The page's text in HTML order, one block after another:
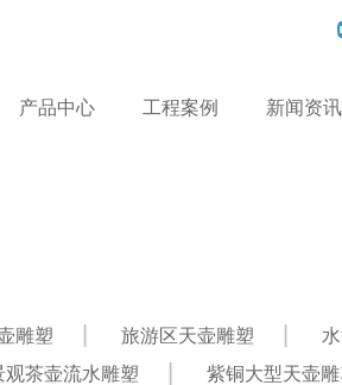
产品中心 工程案例 新闻资讯
雕塑 旅游区天壶雕塑
观茶壶流水雕塑 紫铜大型天壶雕